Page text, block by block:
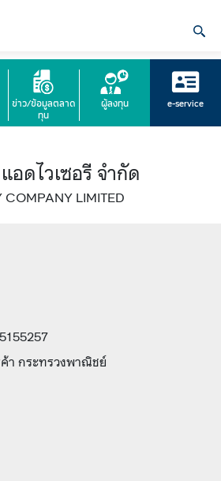
ข่าว/ข้อมูลตลาด
ทุน
ผู้ลงทุน e-service
ดไวเซอรี จำกัด
LIMITED
กระทรวงพาณิชย์